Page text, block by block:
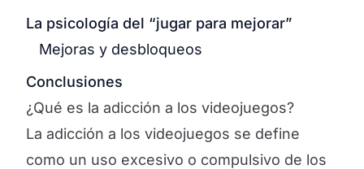
La psicología del “jugar para mejorar”
Mejoras y desbloqueos
Conclusiones
¿Qué es la adicción a los videojuegos?
La adicción a los videojuegos se define
como un uso excesivo o compulsivo de los